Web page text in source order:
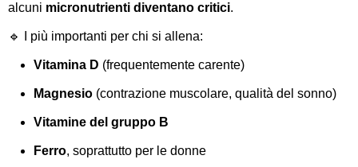
alcuni micronutrienti diventano critici.
🔹 I più importanti per chi si allena:
Vitamina D (frequentemente carente)
Magnesio (contrazione muscolare, qualità del sonno)
Vitamine del gruppo B
Ferro, soprattutto per le donne